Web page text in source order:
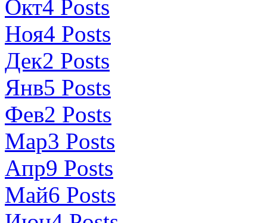
Окт4 Posts
Ноя4 Posts
Дек2 Posts
Янв5 Posts
Фев2 Posts
Мар3 Posts
Апр9 Posts
Май6 Posts